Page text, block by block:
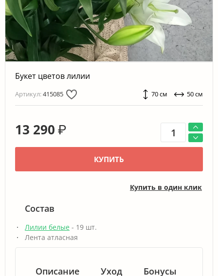
Букет цветов лилии
Артикул:415085 70 см 50 см
13 290 ₽
КУПИТЬ
Купить в один клик
Состав
Лилии белые - 19 шт.
Лента атласная
Описание Уход Бонусы